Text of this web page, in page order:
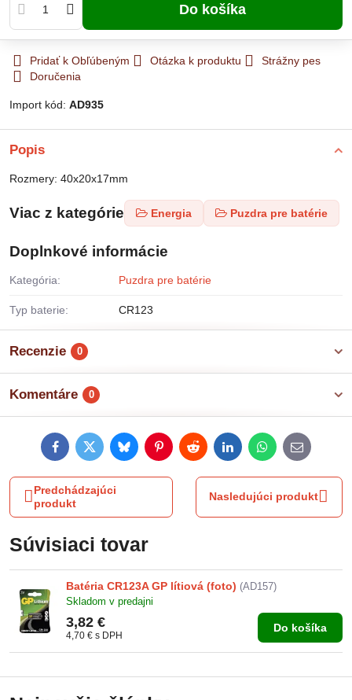
Do košíka
Pridať k Obľúbeným Otázka k produktu
Strážny pes
Doručenia
Import kód: AD935
Popis
Rozmery: 40x20x17mm
Viac z kategórie Energia Puzdra pre batérie
Doplnkové informácie
Kategória: Puzdra pre batérie
Typ baterie: CR123
Recenzie 0
Komentáre 0
FacebookTwitterBlueskyPinterestRedditLinkedInWhatsApp
E-
mail
Predchádzajúci
produkt
Nasledujúci produkt
Súvisiaci tovar
Batéria CR123A GP lítiová (foto) (AD157)
Skladom v predajni
3,82 €
4,70 € s DPH
Do košíka